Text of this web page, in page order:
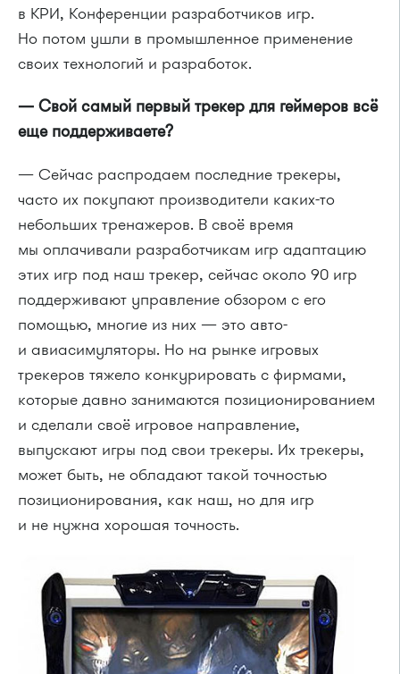
в КРИ, Конференции разработчиков игр.
Но потом ушли в промышленное применение
своих технологий и разработок.
— Свой самый первый трекер для геймеров всё
еще поддерживаете?
— Сейчас распродаем последние трекеры,
часто их покупают производители каких-то
небольших тренажеров. В своё время
мы оплачивали разработчикам игр адаптацию
этих игр под наш трекер, сейчас около 90 игр
поддерживают управление обзором с его
помощью, многие из них — это авто-
и авиасимуляторы. Но на рынке игровых
трекеров тяжело конкурировать с фирмами,
которые давно занимаются позиционированием
и сделали своё игровое направление,
выпускают игры под свои трекеры. Их трекеры,
может быть, не обладают такой точностью
позиционирования, как наш, но для игр
и не нужна хорошая точность.